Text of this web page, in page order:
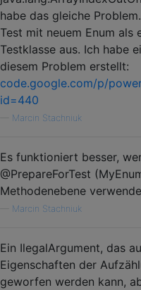
habe das gleiche
Test mit neuem Enum als
Testklasse aus. Ich habe
diesem Problem erstellt:
code.google.com/p/
id=440
Marcin Stachniuk
Es funktioniert besser,
@PrepareForTest
Methodenebene
Marcin Stachniuk
Ein IlegalArgument, das
Eigenschaften der
geworfen werden kann,